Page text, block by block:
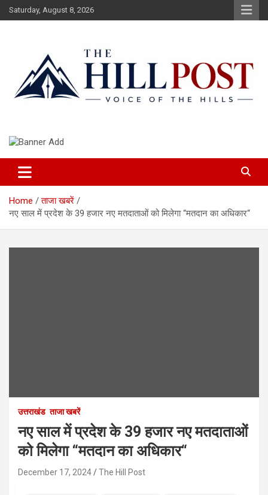
Skip
to
Saturday, August 8, 2026
The Hillpost
Home
ताजा खबरें
नए साल में प्रदेश के 39 हजार नए मतदाताओं को मिलेगा “मतदान का अधिकार“
उत्तराखंड ताजा खबरें
नए साल में प्रदेश के 39 हजार नए मतदाताओं
को मिलेगा “मतदान का अधिकार“
December 17, 2024 The Hill Post